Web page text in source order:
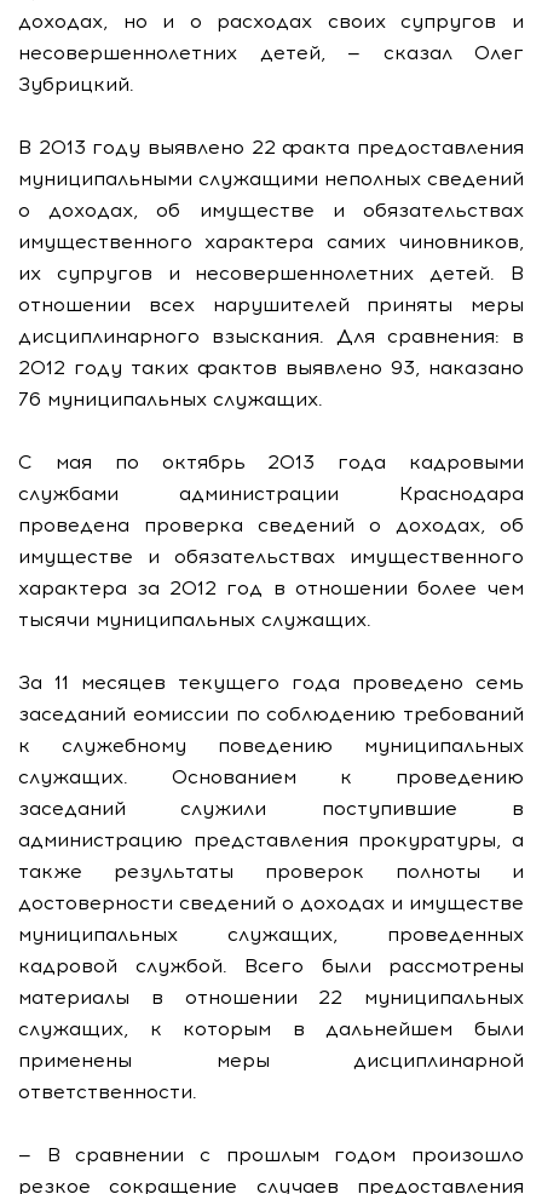
доходах, но и о расходах своих супругов и
несовершеннолетних детей, — сказал Олег
Зубрицкий.
В 2013 году выявлено 22 факта предоставления
муниципальными служащими неполных сведений
о доходах, об имуществе и обязательствах
имущественного характера самих чиновников,
их супругов и несовершеннолетних детей. В
отношении всех нарушителей приняты меры
дисциплинарного взыскания. Для сравнения: в
2012 году таких фактов выявлено 93, наказано
76 муниципальных служащих.
С мая по октябрь 2013 года кадровыми
службами администрации Краснодара
проведена проверка сведений о доходах, об
имуществе и обязательствах имущественного
характера за 2012 год в отношении более чем
тысячи муниципальных служащих.
За 11 месяцев текущего года проведено семь
заседаний еомиссии по соблюдению требований
к служебному поведению муниципальных
служащих. Основанием к проведению
заседаний служили поступившие в
администрацию представления прокуратуры, а
также результаты проверок полноты и
достоверности сведений о доходах и имуществе
муниципальных служащих, проведенных
кадровой службой. Всего были рассмотрены
материалы в отношении 22 муниципальных
служащих, к которым в дальнейшем были
применены меры дисциплинарной
ответственности.
— В сравнении с прошлым годом произошло
резкое сокращение случаев предоставления